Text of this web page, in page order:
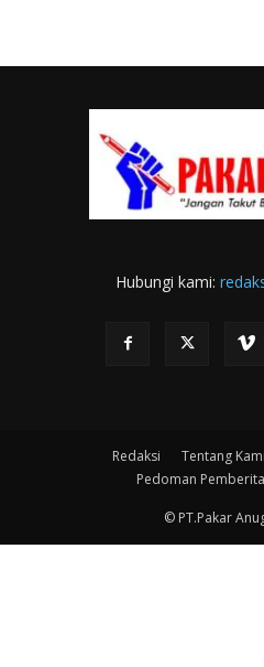
Hubungi kami:
Redaksi Tentang Kami
Pedoman
© PT.Pakar